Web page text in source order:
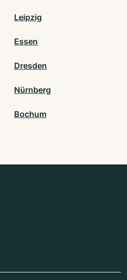
Leipzig
Essen
Dresden
Nürnberg
Bochum